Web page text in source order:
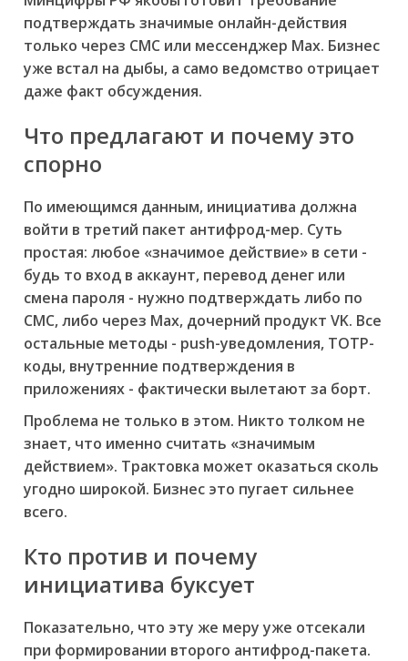
подтверждать значимые онлайн-действия
только через СМС или мессенджер Max. Бизнес
уже встал на дыбы, а само ведомство отрицает
даже факт обсуждения.
Что предлагают и почему это
спорно
По имеющимся данным, инициатива должна
войти в третий пакет антифрод-мер. Суть
простая: любое «значимое действие» в сети -
будь то вход в аккаунт, перевод денег или
смена пароля - нужно подтверждать либо по
СМС, либо через Max, дочерний продукт VK. Все
остальные методы - push-уведомления, TOTP-
коды, внутренние подтверждения в
приложениях - фактически вылетают за борт.
Проблема не только в этом. Никто толком не
знает, что именно считать «значимым
действием». Трактовка может оказаться сколь
угодно широкой. Бизнес это пугает сильнее
всего.
Кто против и почему
инициатива буксует
Показательно, что эту же меру уже отсекали
при формировании второго антифрод-пакета.